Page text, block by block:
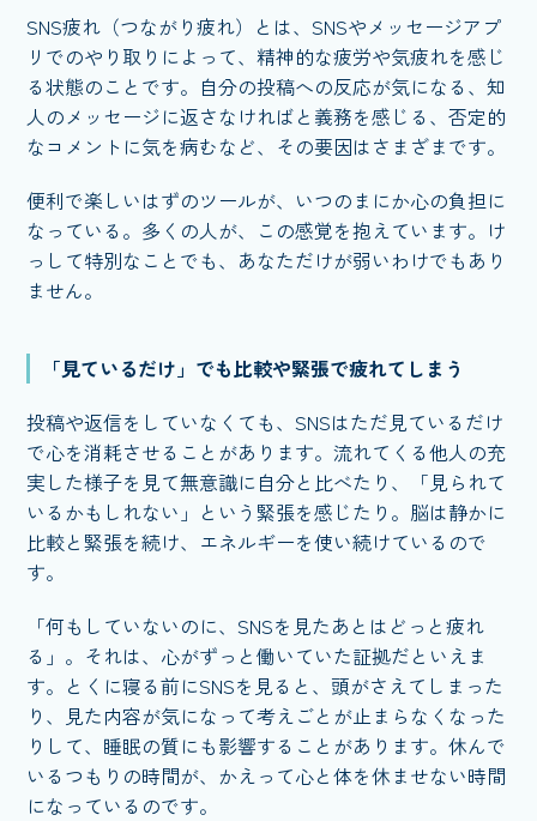
SNS疲れ（つながり疲れ）とは、SNSやメッセージアプ
リでのやり取りによって、精神的な疲労や気疲れを感じ
る状態のことです。自分の投稿への反応が気になる、知
人のメッセージに返さなければと義務を感じる、否定的
なコメントに気を病むなど、その要因はさまざまです。
便利で楽しいはずのツールが、いつのまにか心の負担に
なっている。多くの人が、この感覚を抱えています。け
っして特別なことでも、あなただけが弱いわけでもあり
ません。
「見ているだけ」でも比較や緊張で疲れてしまう
投稿や返信をしていなくても、SNSはただ見ているだけ
で心を消耗させることがあります。流れてくる他人の充
実した様子を見て無意識に自分と比べたり、「見られて
いるかもしれない」という緊張を感じたり。脳は静かに
比較と緊張を続け、エネルギーを使い続けているので
す。
「何もしていないのに、SNSを見たあとはどっと疲れ
る」。それは、心がずっと働いていた証拠だといえま
す。とくに寝る前にSNSを見ると、頭がさえてしまった
り、見た内容が気になって考えごとが止まらなくなった
りして、睡眠の質にも影響することがあります。休んで
いるつもりの時間が、かえって心と体を休ませない時間
になっているのです。